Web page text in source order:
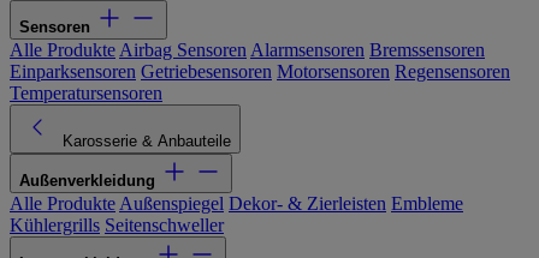
Sensoren
Alle Produkte Airbag Sensoren Alarmsensoren Bremssensoren
Einparksensoren Getriebesensoren Motorsensoren Regensensoren
Temperatursensoren
Karosserie & Anbauteile
Außenverkleidung
Alle Produkte Außenspiegel Dekor- & Zierleisten Embleme
Kühlergrills Seitenschweller